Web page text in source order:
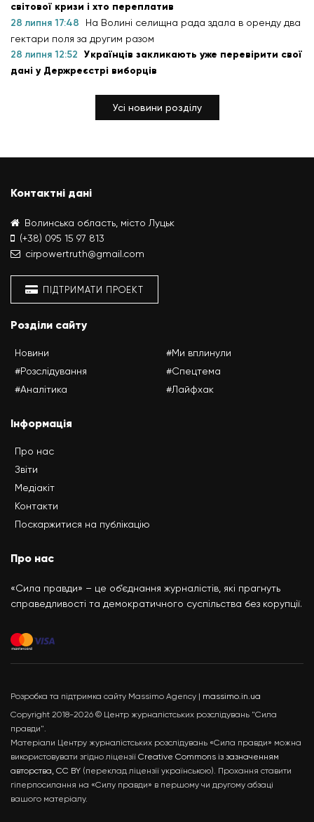
світової кризи і хто переплатив
28 липня 17:48
На Волині селищна рада здала в оренду два
гектари поля за другим разом
28 липня 12:52 Українців закликають уже перевірити свої
дані у Держреєстрі виборців
Усі новини розділу
Контактні дані
Волинська область, місто Луцьк
(+38) 095 15 97 813
cirpowertruth@gmail.com
ПІДТРИМАТИ ПРОЕКТ
Розділи сайту
Новини
#Розслідування
#Аналітика
#Ми вплинули
#Спецтема
#Лайфхак
Інформація
Про нас
Звіти
Медіакіт
Контакти
Поскаржитися на публікацію
Про нас
«Сила правди» – це об’єднання журналістів, які прагнуть
справедливості та демократичного суспільства без корупції.
Розробка та підтримка сайту Massimo Agency | massimo.in.ua
Copyright 2018-2026 © Центр журналістських розслідувань "Сила
правди".
Матеріали Центру журналістських розслідувань «Сила правди» можна
використовувати згідно ліцензії Creative Commons із зазначенням
авторства, CC BY (переклад ліцензії українською). Прохання ставити
гіперпосилання на «Силу правди» в першому чи другому абзаці
вашого матеріалу.